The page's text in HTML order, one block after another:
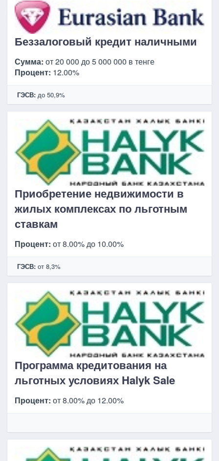
Беззалоговый кредит наличными
Сумма: от 20 000 до 5 000 000 в тенге
Процент: 12.00%
ГЭСВ: до 50,9%
Приобретение недвижимости в
жилых комплексах по льготным
ставкам
Процент: от 8.00% до 10.00%
ГЭСВ: от 8,3%
Программа кредитования на
льготных условиях Halyk Sale
Процент: от 8.00% до 12.00%